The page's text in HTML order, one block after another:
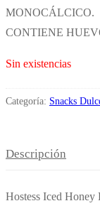
MONOCÁLCICO.
CONTIENE
Sin existencias
Categoría: Snacks
Descripción
Hostess Iced Honey